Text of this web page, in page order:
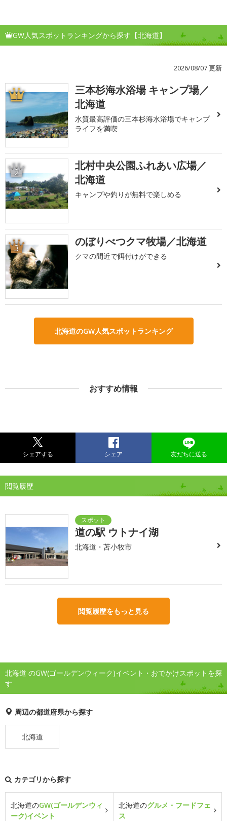
GW人気スポットランキングから探す【北海道】
2026/08/07 更新
1
三本杉海水浴場 キャンプ場／
北海道
水質最高評価の三本杉海水浴場でキャンプ
ライフを満喫
2
北村中央公園ふれあい広場／
北海道
キャンプや釣りが無料で楽しめる
3 のぼりべつクマ牧場／北海道
クマの間近で餌付けができる
北海道のGW人気スポットランキング
おすすめ情報
シェアする シェア 友だちに送る
閲覧履歴
道の駅 ウトナイ湖
北海道・苫小牧市
閲覧履歴をもっと見る
北海道 のGW(ゴールデンウィーク)イベント・おでかけスポットを探
す
周辺の都道府県から探す
北海道
カテゴリから探す
北海道のGW(ゴールデンウィ
ーク)イベント
北海道のグルメ・フードフェ
ス